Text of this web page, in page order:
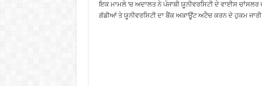
ਇਕ ਮਾਮਲੇ ’ਚ ਅਦਾਲਤ ਨੇ ਪੰਜਾਬੀ ਯੂਨੀਵਰਸਿਟੀ ਦੇ ਵਾਈਸ ਚਾਂਸਲਰ
ਗੱਡੀਆਂ ਤੇ ਯੂਨੀਵਰਸਿਟੀ ਦਾ ਬੈਂਕ ਅਕਾਊਂਟ ਅਟੈਚ ਕਰਨ ਦੇ ਹੁਕਮ